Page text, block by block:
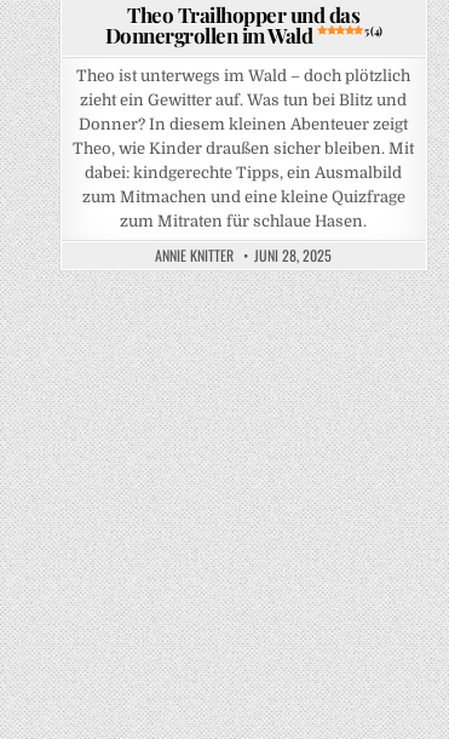
Theo Trailhopper und das
Donnergrollen im Wald 5 (4)
Theo ist unterwegs im Wald – doch plötzlich
zieht ein Gewitter auf. Was tun bei Blitz und
Donner? In diesem kleinen Abenteuer zeigt
Theo, wie Kinder draußen sicher bleiben. Mit
dabei: kindgerechte Tipps, ein Ausmalbild
zum Mitmachen und eine kleine Quizfrage
zum Mitraten für schlaue Hasen.
ANNIE KNITTER JUNI 28, 2025